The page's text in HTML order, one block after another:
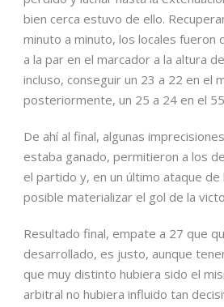
bien cerca estuvo de ello.
minuto a minuto, los locales fueron
a la par en el marcador a la altura
incluso, conseguir un 23 a 22 en el
posteriormente, un 25 a 24 en el
De ahí al final, algunas
estaba ganado, permitieron a los
el partido y, en un último ataque
posible materializar el gol de la
Resultado final, empate a 27 que
desarrollado, es justo, aunque
que muy distinto hubiera sido el
arbitral no hubiera influido tan